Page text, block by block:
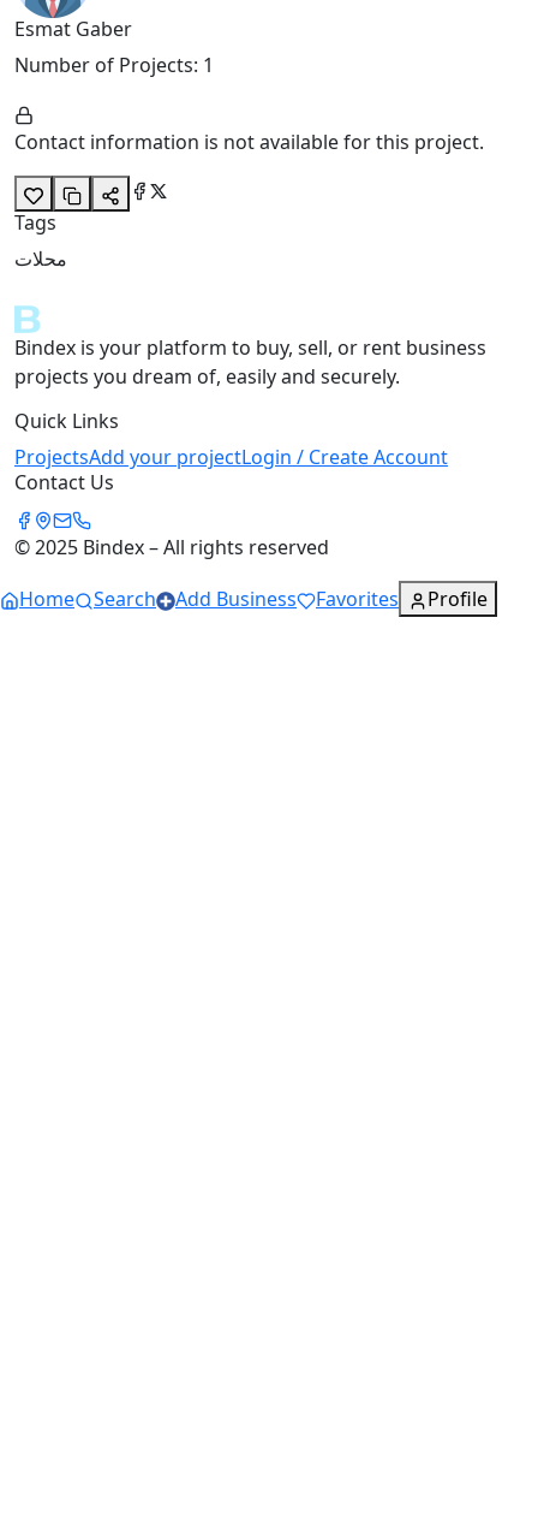
Esmat Gaber
Number of Projects: 1
Contact information is not available for this project.
Tags
محلات
Bindex is your platform to buy, sell, or rent business
projects you dream of, easily and securely.
Quick Links
ProjectsAdd your projectLogin / Create Account
Contact Us
© 2025 Bindex – All rights reserved
Home
Search Add Business Favorites Profile